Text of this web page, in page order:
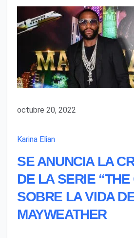
octubre 20, 2022
Karina Elian
SE ANUNCIA LA
DE LA SERIE “THE
SOBRE LA VIDA
MAYWEATHER